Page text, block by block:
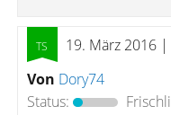
19. März 2016
Von Dory74
Status: